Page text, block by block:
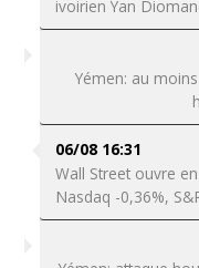
ivoirien Yan
Yémen: au
06/08 16:31
Wall Street ouvre
Nasdaq -0,36%,